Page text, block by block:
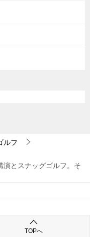
ルフ
演とスナッグゴルフ。そ
TOPへ